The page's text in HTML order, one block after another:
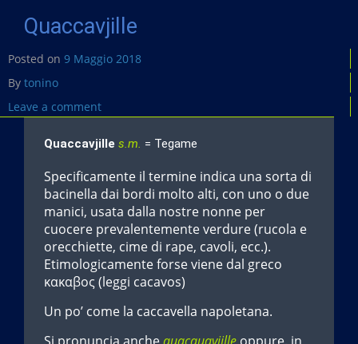
Quaccavjille
Posted on 9 Maggio 2018
By tonino
Leave a comment
Quaccavjille s.m. = Tegame
Specificamente il termine indica una sorta di
bacinella dai bordi molto alti, con uno o due
manici, usata dalla nostre nonne per
cuocere prevalentemente verdure (rucola e
orecchiette, cime di rape, cavoli, ecc.).
Etimologicamente forse viene dal greco
κακαβος (leggi cacavos)
Un po’ come la caccavella napoletana.